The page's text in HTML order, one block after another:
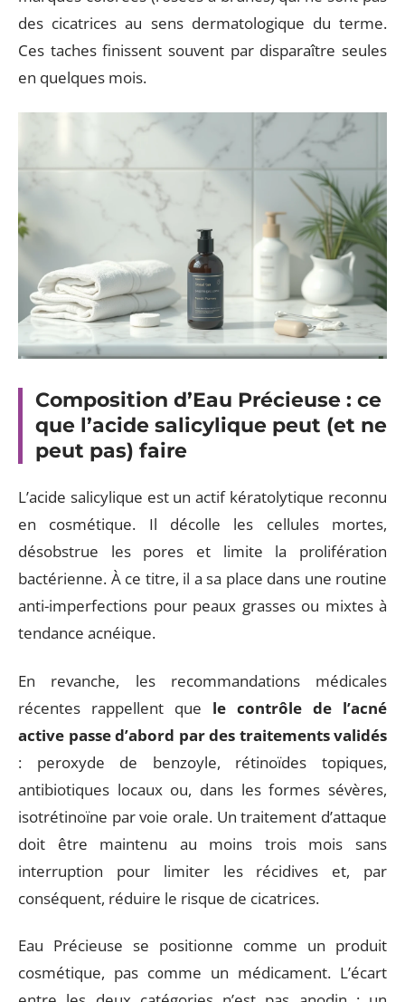
des cicatrices au sens dermatologique du terme.
Ces taches finissent souvent par disparaître seules
en quelques mois.
Composition d’Eau Précieuse : ce
que l’acide salicylique peut (et ne
peut pas) faire
L’acide salicylique est un actif kératolytique reconnu
en cosmétique. Il décolle les cellules mortes,
désobstrue les pores et limite la prolifération
bactérienne. À ce titre, il a sa place dans une routine
anti-imperfections pour peaux grasses ou mixtes à
tendance acnéique.
En revanche, les recommandations médicales
récentes rappellent que le contrôle de l’acné
active passe d’abord par des traitements validés
: peroxyde de benzoyle, rétinoïdes topiques,
antibiotiques locaux ou, dans les formes sévères,
isotrétinoïne par voie orale. Un traitement d’attaque
doit être maintenu au moins trois mois sans
interruption pour limiter les récidives et, par
conséquent, réduire le risque de cicatrices.
Eau Précieuse se positionne comme un produit
cosmétique, pas comme un médicament. L’écart